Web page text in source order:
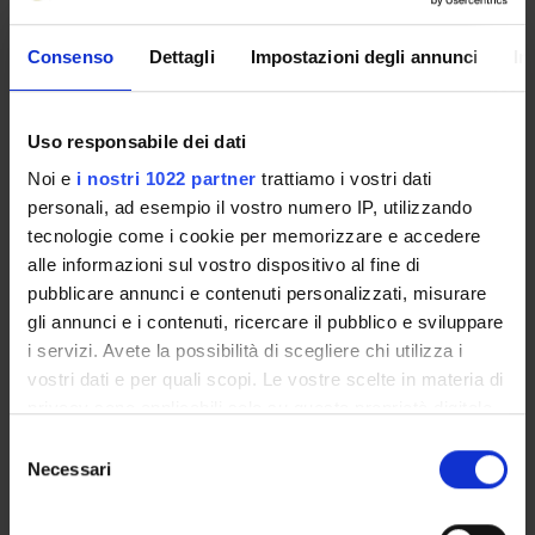
Consenso Dettagli Impostazioni degli annunci
Uso responsabile dei dati
Noi e i nostri 1022 partner trattiamo i vostri dati
personali, ad esempio il vostro numero IP, utilizzando
tecnologie come i cookie per memorizzare e accedere
alle informazioni sul vostro dispositivo al fine di
pubblicare annunci e contenuti personalizzati, misurare
gli annunci e i contenuti, ricercare il pubblico e sviluppare
i servizi. Avete la possibilità di scegliere chi utilizza i
vostri dati e per quali scopi. Le vostre scelte in materia di
modificare o revocare il proprio consenso in qualsiasi
momento dalla Dichiarazione sui cookie o facendo clic
delNecessari
# Pianificazione della traiettoria di un robot.
# Pianificazione del moto di un robot.
# Argomenti avanzati: telerobotica, sensori, Haptics, ecc.
Il corso viene svolto in circa 40 ore di lezione frontale in cui
verranno introdotti i concetti fondamentali, svolti esercizi
significativi e stimolata la discussione con gli studenti.
REFERENCE BOOKS
Author Title
L. Sciavicco e B. Siciliano Robotica Industriale --